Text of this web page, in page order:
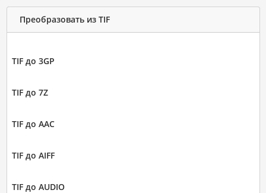
Преобразовать из TIF
TIF до 3GP
TIF до 7Z
TIF до AAC
TIF до AIFF
TIF до AUDIO